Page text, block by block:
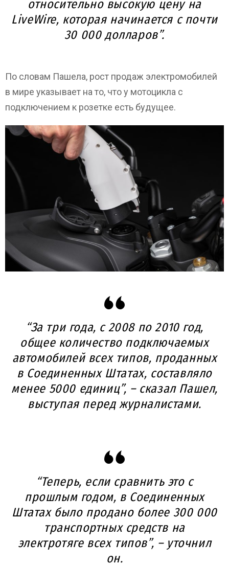
относительно высокую цену на
LiveWire, которая начинается с почти
30 000 долларов”.
По словам Пашела, рост продаж электромобилей
в мире указывает на то, что у мотоцикла с
подключением к розетке есть будущее.
“За три года, с 2008 по 2010 год,
общее количество подключаемых
автомобилей всех типов, проданных
в Соединенных Штатах, составляло
менее 5000 единиц”, – сказал Пашел,
выступая перед журналистами.
“Теперь, если сравнить это с
прошлым годом, в Соединенных
Штатах было продано более 300 000
транспортных средств на
электротяге всех типов”, – уточнил
он.